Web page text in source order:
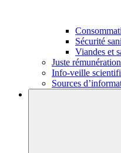
Sécurité
Viandes et
Juste
Info-veille
Sources